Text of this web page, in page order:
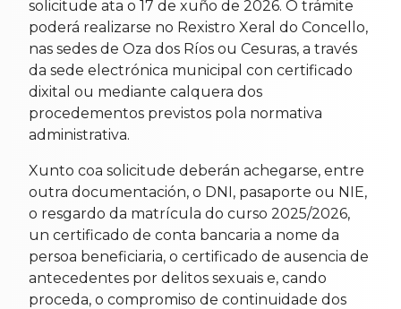
solicitude ata o 17 de xuño de 2026. O trámite
poderá realizarse no Rexistro Xeral do Concello,
nas sedes de Oza dos Ríos ou Cesuras, a través
da sede electrónica municipal con certificado
dixital ou mediante calquera dos
procedementos previstos pola normativa
administrativa.
Xunto coa solicitude deberán achegarse, entre
outra documentación, o DNI, pasaporte ou NIE,
o resgardo da matrícula do curso 2025/2026,
un certificado de conta bancaria a nome da
persoa beneficiaria, o certificado de ausencia de
antecedentes por delitos sexuais e, cando
proceda, o compromiso de continuidade dos